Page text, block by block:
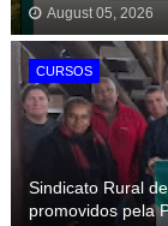
August 05, 2026
CURSOS
Sindicato Rural
promovidos pela